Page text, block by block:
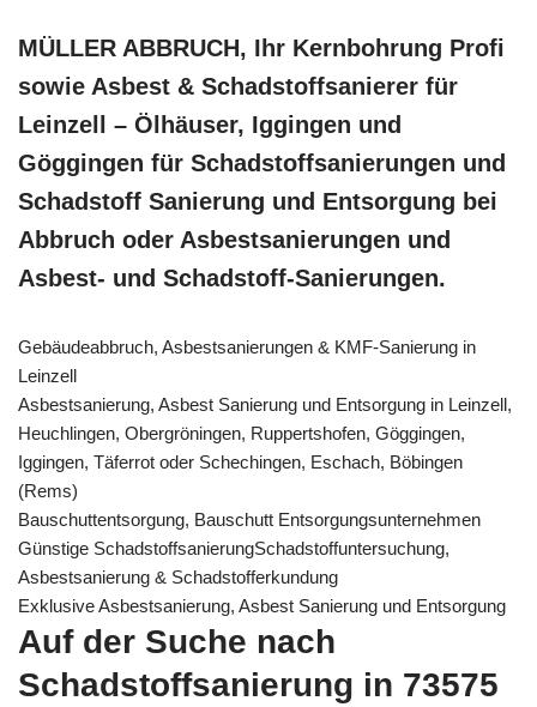
MÜLLER ABBRUCH, Ihr Kernbohrung Profi
sowie Asbest & Schadstoffsanierer für
Leinzell – Ölhäuser, Iggingen und
Göggingen für Schadstoffsanierungen und
Schadstoff Sanierung und Entsorgung bei
Abbruch oder Asbestsanierungen und
Asbest- und Schadstoff-Sanierungen.
Gebäudeabbruch, Asbestsanierungen & KMF-Sanierung in
Leinzell
Asbestsanierung, Asbest Sanierung und Entsorgung in Leinzell,
Heuchlingen, Obergröningen, Ruppertshofen, Göggingen,
Iggingen, Täferrot oder Schechingen, Eschach, Böbingen
(Rems)
Bauschuttentsorgung, Bauschutt Entsorgungsunternehmen
Günstige SchadstoffsanierungSchadstoffuntersuchung,
Asbestsanierung & Schadstofferkundung
Exklusive Asbestsanierung, Asbest Sanierung und Entsorgung
Auf der Suche nach
Schadstoffsanierung in 73575